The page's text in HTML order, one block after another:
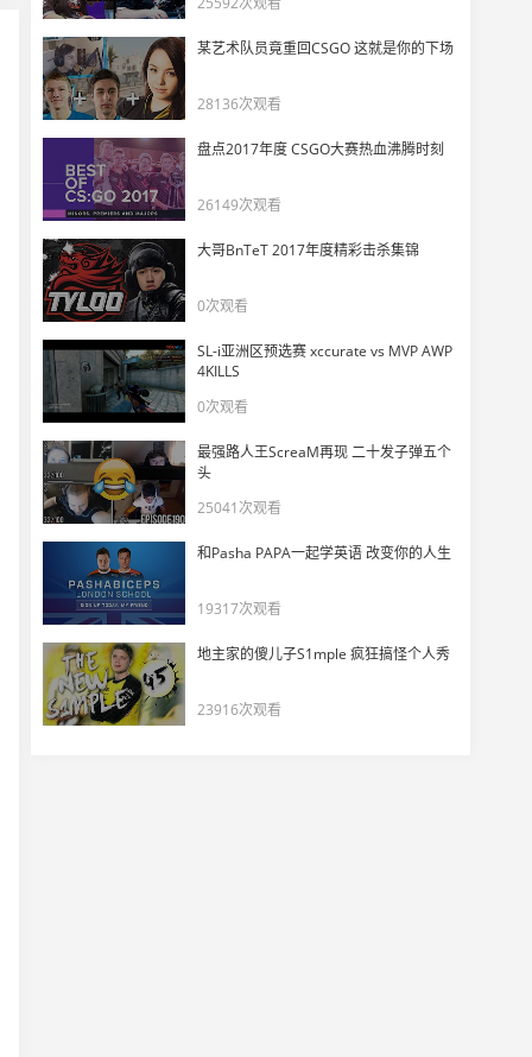
8402
MOUZ四分之一决赛击败Spirit获胜时刻
心碎时刻- Day 12 BLAST.tv Austin Major
【ZywOo出品】准备好迎接Major淘汰赛了！！
【HLTV】“欢迎来到淘汰赛”——奥斯汀Major第11日回顾
【选手POV】donk和magixx天梯大杀四方！
某艺术队员竟重回CSGO 这就是你的下场
28136次观看
盘点2017年度 CSGO大赛热血沸腾时刻
26149次观看
大哥BnTeT 2017年度精彩击杀集锦
0次观看
SL-i亚洲区预选赛 xccurate vs MVP AWP
4KILLS
0次观看
最强路人王ScreaM再现 二十发子弹五个
头
25041次观看
和Pasha PAPA一起学英语 改变你的人生
19317次观看
地主家的傻儿子S1mple 疯狂搞怪个人秀
23916次观看